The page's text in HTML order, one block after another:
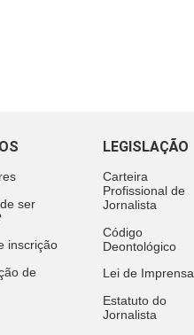
ser
inscrição
de
LEGISLAÇÃO
Carteira
Profissional de
Jornalista
Código
Deontológico
Lei de Imprensa
Estatuto do
Jornalista